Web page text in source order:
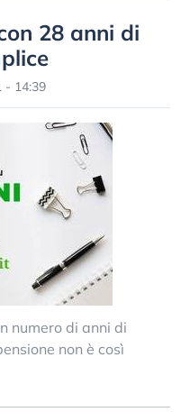
28 anni di
- 14:39
numero di anni di
non è così